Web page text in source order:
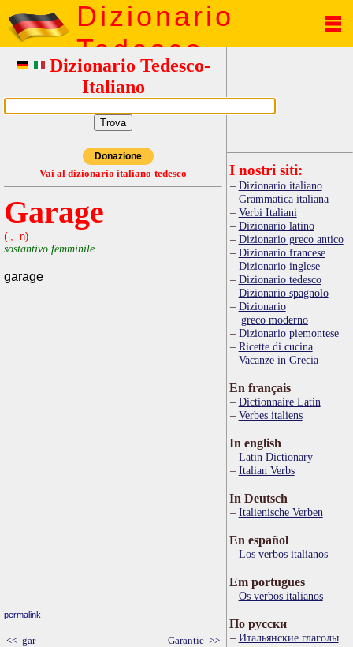
Dizionario
Tedesco
Dizionario Tedesco-
Italiano
Donazione
Vai al dizionario italiano-tedesco
Garage
(-, -n)
sostantivo femminile
garage
permalink
<< gar Garantie >>
I nostri siti:
Dizionario italiano
Grammatica italiana
Verbi Italiani
Dizionario latino
Dizionario greco antico
Dizionario francese
Dizionario inglese
Dizionario tedesco
Dizionario spagnolo
Dizionario
greco moderno
Dizionario piemontese
Ricette di cucina
Vacanze in Grecia
En français
Dictionnaire Latin
Verbes italiens
In english
Latin Dictionary
Italian Verbs
In Deutsch
Italienische Verben
En español
Los verbos italianos
Em portugues
Os verbos italianos
По русски
Итальянские глаголы